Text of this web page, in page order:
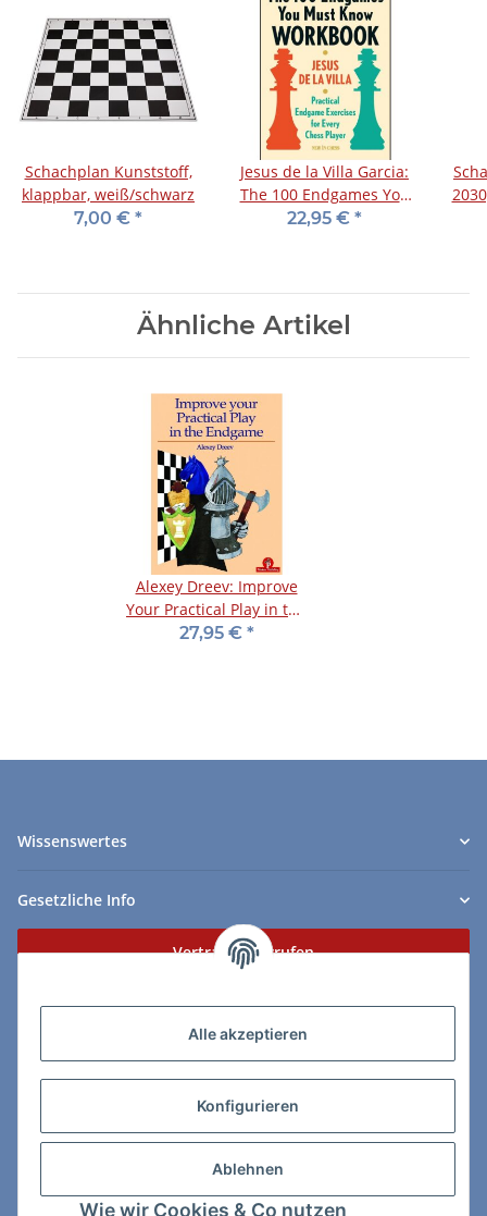
Alle akzeptieren
Konfigurieren
Ablehnen
Wie wir Cookies & Co nutzen
Schachplan Kunststoff,
klappbar, weiß/schwarz
7,00 € *
Jesus de la Villa Garcia:
The 100 Endgames You
Must Know Workbook
22,95 € *
Ähnliche Artikel
Alexey Dreev: Improve
Your Practical Play in the
Endgame
27,95 € *
Wissenswertes
Gesetzliche Info
Vertrag widerrufen
ChessWare Schachversand